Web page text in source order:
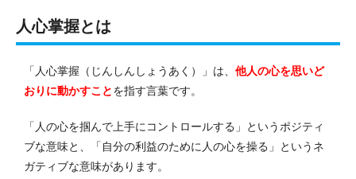
人心掌握とは
「人心掌握（じんしんしょうあく）」は、 他人の心を思いど
おりに動かすことを指す言葉です。
「人の心を掴んで上手にコントロールする」というポジティ
ブな意味と、「自分の利益のために人の心を操る」というネ
ガティブな意味があります。